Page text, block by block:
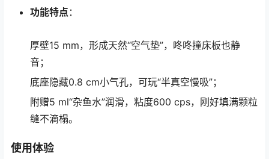
功能特点 ：
厚壁15 mm，形成天然“空气垫”，咚咚撞床板也静
音；
底座隐藏0.8 cm小气孔，可玩“半真空慢吸”；
附赠5 ml“杂鱼水”润滑，粘度600 cps，刚好填满颗粒
缝不滴榻。
使用体验